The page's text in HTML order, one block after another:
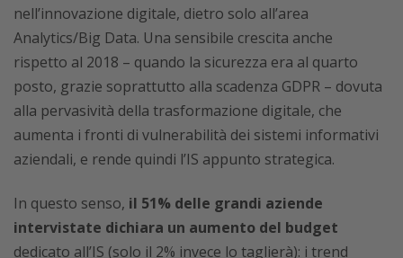
nell’innovazione digitale, dietro solo all’area
Analytics/Big Data. Una sensibile crescita anche
rispetto al 2018 – quando la sicurezza era al quarto
posto, grazie soprattutto alla scadenza GDPR – dovuta
alla pervasività della trasformazione digitale, che
aumenta i fronti di vulnerabilità dei sistemi informativi
aziendali, e rende quindi l’IS appunto strategica.
In questo senso, il 51% delle grandi aziende
intervistate dichiara un aumento del budget
dedicato all’IS (solo il 2% invece lo taglierà): i trend